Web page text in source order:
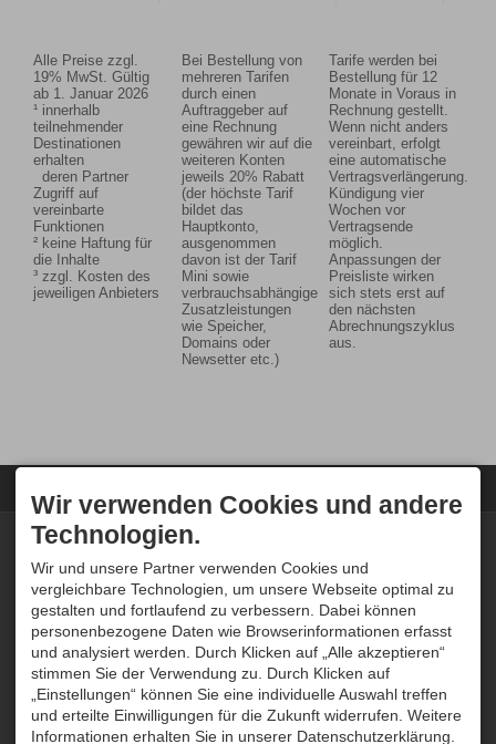
Alle Preise zzgl.
19% MwSt. Gültig
ab 1. Januar 2026
¹ innerhalb
teilnehmender
Destinationen
erhalten
deren Partner
Zugriff auf
vereinbarte
Funktionen
² keine Haftung für
die Inhalte
³ zzgl. Kosten des
jeweiligen Anbieters
Bei Bestellung von
mehreren Tarifen
durch einen
Auftraggeber auf
eine Rechnung
gewähren wir auf die
weiteren Konten
jeweils 20% Rabatt
(der höchste Tarif
bildet das
Hauptkonto,
ausgenommen
davon ist der Tarif
Mini sowie
verbrauchsabhängige
Zusatzleistungen
wie Speicher,
Domains oder
Newsetter etc.)
Tarife werden bei
Bestellung für 12
Monate in Voraus in
Rechnung gestellt.
Wenn nicht anders
vereinbart, erfolgt
eine automatische
Vertragsverlängerung.
Kündigung vier
Wochen vor
Vertragsende
möglich.
Anpassungen der
Preisliste wirken
sich stets erst auf
den nächsten
Abrechnungszyklus
aus.
KONTAKT
Tramino
Peter Traskalik
Weststrasse 30
87561 Oberstdorf
DEUTSCHLAND
Tel.+49 8322 300 96 80
service@tramino.de
Tramino wurde im Oktober
2008 von Peter Traskalik
gegründet. Unser System
wird bei Hunderten von
Kunden erfolgreich
eingesetzt und von unserem
einheimischen Team stetig
weiterentwickelt und betreut.
SUPPORT
Haben Sie ein Konto und
ÖFFNUNGSZEITEN
Mo - Do 09:00-12:00 und
Wir verwenden Cookies und andere
Technologien.
Wir und unsere Partner verwenden Cookies und
vergleichbare Technologien, um unsere Webseite optimal zu
gestalten und fortlaufend zu verbessern. Dabei können
personenbezogene Daten wie Browserinformationen erfasst
und analysiert werden. Durch Klicken auf „Alle akzeptieren“
stimmen Sie der Verwendung zu. Durch Klicken auf
„Einstellungen“ können Sie eine individuelle Auswahl treffen
und erteilte Einwilligungen für die Zukunft widerrufen. Weitere
Informationen erhalten Sie in unserer Datenschutzerklärung.